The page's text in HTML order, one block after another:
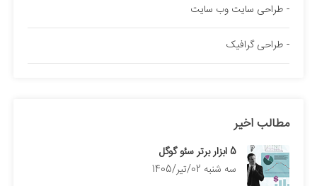
طراحی سایت وب سایت
طراحی گرافیک
مطالب اخیر
5 ابزار برتر سئو گوگل
سه شنبه 02/تیر/1405